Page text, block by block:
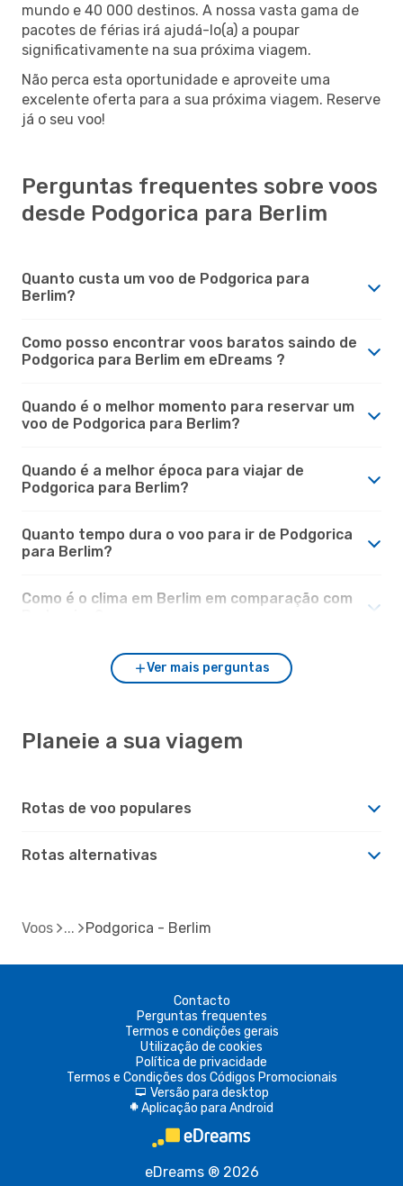
mundo e 40 000 destinos. A nossa vasta gama de
pacotes de férias irá ajudá-lo(a) a poupar
significativamente na sua próxima viagem.
Não perca esta oportunidade e aproveite uma
excelente oferta para a sua próxima viagem. Reserve
já o seu voo!
Perguntas frequentes sobre voos
desde Podgorica para Berlim
Quanto custa um voo de Podgorica para
Berlim?
Como posso encontrar voos baratos saindo de
Podgorica para Berlim em eDreams ?
Quando é o melhor momento para reservar um
voo de Podgorica para Berlim?
Quando é a melhor época para viajar de
Podgorica para Berlim?
Quanto tempo dura o voo para ir de Podgorica
para Berlim?
Como é o clima em Berlim em comparação com
Ver mais perguntas
Planeie a sua viagem
Rotas de voo populares
Rotas alternativas
Voos Podgorica - Berlim
Contacto
Perguntas frequentes
Termos e condições gerais
Utilização de cookies
Política de privacidade
Termos e Condições dos Códigos Promocionais
d Versão para desktop
A Aplicação para Android
eDreams ® 2026